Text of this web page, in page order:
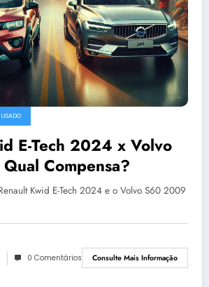
E-Tech 2024 x Volvo
Compensa?
Kwid E-Tech 2024 e o Volvo S60 2009
0 Comentários Consulte Mais Informação